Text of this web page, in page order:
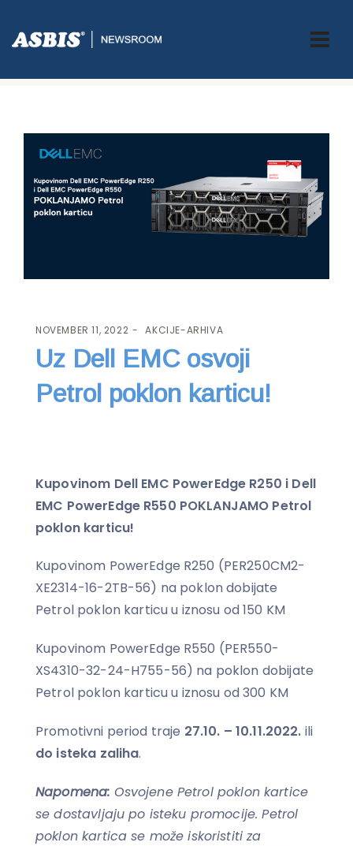
ASBIS.BA> AKCIJE-ARHIVA
> UZ DELL EMC OSVOJI PETROL
NOVEMBER 11, 2022 AKCIJE-ARHIVA
Uz Dell EMC osvoji
Petrol poklon karticu!
Kupovinom Dell EMC PowerEdge R250 i Dell
EMC PowerEdge R550 POKLANJAMO Petrol
poklon karticu!
Kupovinom PowerEdge R250 (PER250CM2-
XE2314-16-2TB-56) na poklon dobijate
Petrol poklon karticu u iznosu od 150 KM
Kupovinom PowerEdge R550 (PER550-
XS4310-32-24-H755-56) na poklon dobijate
Petrol poklon karticu u iznosu od 300 KM
Promotivni period traje 27.10. – 10.11.2022. ili
do isteka zaliha.
Napomena: Osvojene Petrol poklon kartice
se dostavljaju po isteku promocije. Petrol
poklon kartica se može iskoristiti za